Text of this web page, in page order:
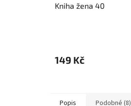
Kniha žena 40
149 Kč
Popis Podobné (8)